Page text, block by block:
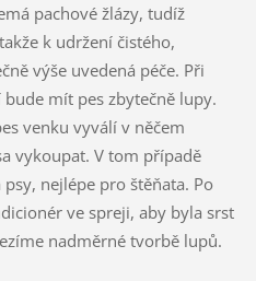
pachové žlázy, tudíž
k udržení čistého,
výše uvedená péče. Při
mít pes zbytečně lupy.
venku vyválí v něčem
vykoupat. V tom případě
nejlépe pro štěňata. Po
ve spreji, aby byla srst
nadměrné tvorbě lupů.